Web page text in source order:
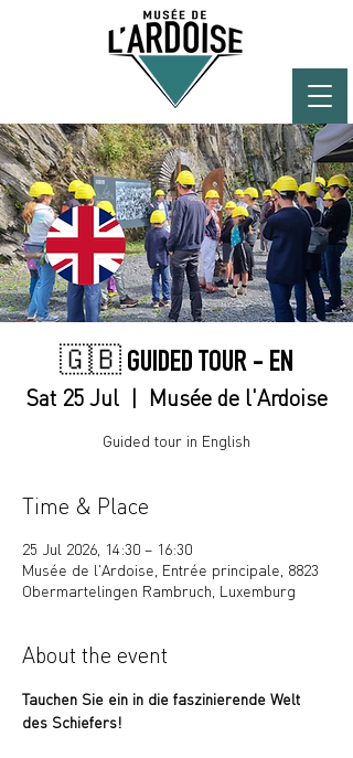
🇬🇧 GUIDED TOUR - EN
Sat 25 Jul
  |
Musée de l'Ardoise
Guided tour in English
Time & Place
25 Jul 2026, 14:30 – 16:30
Musée de l'Ardoise, Entrée principale, 8823
Obermartelingen Rambruch, Luxemburg
About the event
Tauchen Sie ein in die faszinierende Welt
des Schiefers!